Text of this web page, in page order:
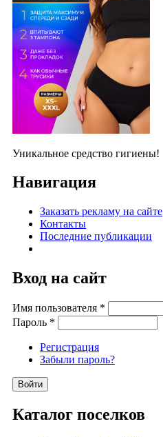
Уникальное средство гигиены!
Навигация
Заказать рекламу на сайте
Контакты
Последние публикации
Вход на сайт
Имя пользователя *
Пароль *
Регистрация
Забыли пароль?
Каталог поселков